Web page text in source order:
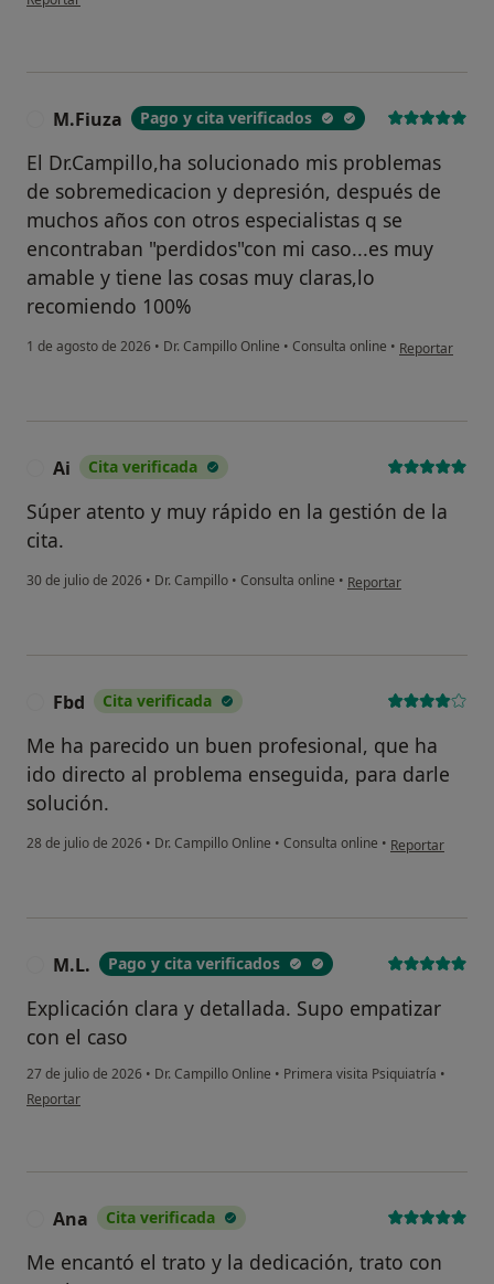
M.Fiuza Pago y cita verificados
El Dr.Campillo,ha solucionado mis problemas
de sobremedicacion y depresión, después de
muchos años con otros especialistas q se
encontraban "perdidos"con mi caso...es muy
amable y tiene las cosas muy claras,lo
recomiendo 100%
1 de agosto de 2026 • Dr. Campillo Online • Consulta online • en opinión del
Reportar
Ai Cita verificada
Súper atento y muy rápido en la gestión de la
cita.
30 de julio de 2026 • Dr. Campillo • Consulta online • en opinión del usuario
Reportar
Fbd Cita verificada
Me ha parecido un buen profesional, que ha
ido directo al problema enseguida, para darle
solución.
28 de julio de 2026 • Dr. Campillo Online • Consulta online • en opinión del
Reportar
M.L. Pago y cita verificados
Explicación clara y detallada. Supo empatizar
con el caso
27 de julio de 2026 • Dr. Campillo Online • Primera visita Psiquiatría •
en opinión del usuario M.L.
Reportar
Ana Cita verificada
Me encantó el trato y la dedicación, trato con